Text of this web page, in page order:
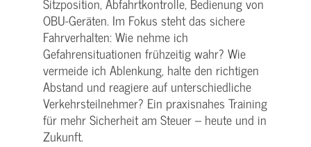
OBU-Geräten. Im Fokus steht das sichere
Fahrverhalten: Wie nehme ich
Gefahrensituationen frühzeitig wahr? Wie
vermeide ich Ablenkung, halte den richtigen
Abstand und reagiere auf unterschiedliche
Verkehrsteilnehmer? Ein praxisnahes Training
für mehr Sicherheit am Steuer – heute und in
Zukunft.